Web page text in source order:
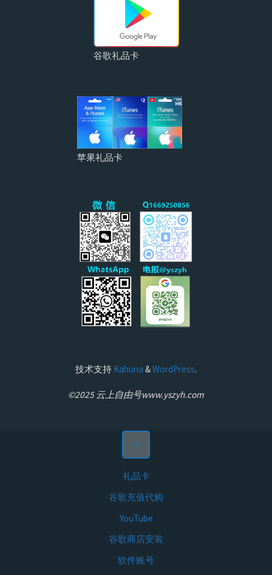
谷歌礼品卡
苹果礼品卡
技术支持 Kahuna &WordPress.
©2025 云上自由号www.yszyh.com
礼品卡
谷歌充值代购
YouTube
谷歌商店安装
软件账号